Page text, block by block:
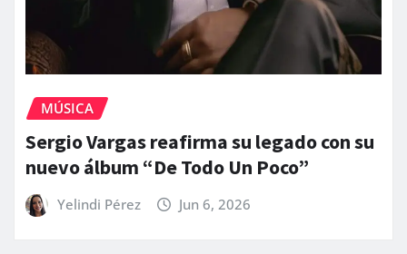
MÚSICA
Sergio Vargas reafirma su legado con su
nuevo álbum “De Todo Un Poco”
Yelindi Pérez Jun 6, 2026